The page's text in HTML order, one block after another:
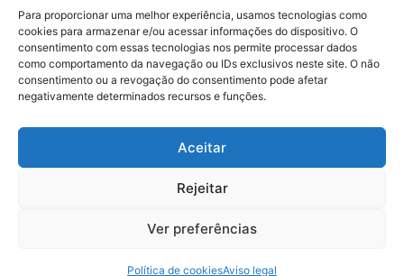
Para proporcionar uma melhor experiência, usamos tecnologias como
cookies para armazenar e/ou acessar informações do dispositivo. O
consentimento com essas tecnologias nos permite processar dados
como comportamento da navegação ou IDs exclusivos neste site. O não
consentimento ou a revogação do consentimento pode afetar
negativamente determinados recursos e funções.
Aceitar
Rejeitar
Ver preferências
Política de cookiesAviso legal
Site oficial do pré lançamento do Livro Desbloqueando o
Emanuel Batista,.